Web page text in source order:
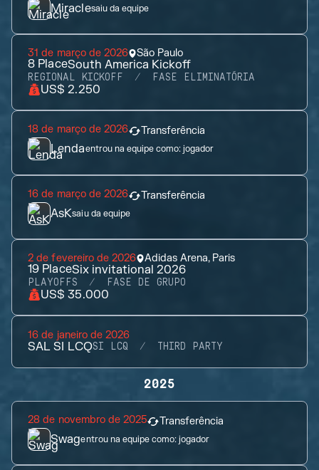
Miraclesaiu da equipe
31 de março de 2026 São Paulo
8 PlaceSouth America Kickoff
REGIONAL KICKOFF FASE ELIMINATÓRIA
US$ 2.250
18 de março de 2026 Transferência
Lendaentrou na equipe como:jogador
16 de março de 2026 Transferência
AsKsaiu da equipe
2 de fevereiro de 2026 Adidas Arena, Paris
19 PlaceSix invitational 2026
PLAYOFFS FASE DE GRUPO
US$ 35.000
16 de janeiro de 2026
SAL SI LCQSI LCQ THIRD PARTY
2025
28 de novembro de 2025 Transferência
Swagentrou na equipe como:jogador